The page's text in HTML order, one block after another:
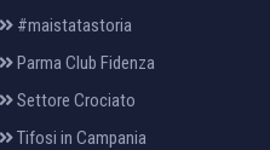
#maistatastoria
Parma Club Fidenza
Settore Crociato
Tifosi in Campania